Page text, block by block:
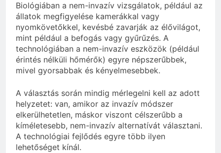
Biológiában a nem-invazív vizsgálatok, például az
állatok megfigyelése kamerákkal vagy
nyomkövetőkkel, kevésbé zavarják az élővilágot,
mint például a befogás vagy gyűrűzés. A
technológiában a nem-invazív eszközök (például
érintés nélküli hőmérők) egyre népszerűbbek,
mivel gyorsabbak és kényelmesebbek.
A választás során mindig mérlegelni kell az adott
helyzetet: van, amikor az invazív módszer
elkerülhetetlen, máskor viszont célszerűbb a
kíméletesebb, nem-invazív alternatívát választani.
A technológiai fejlődés egyre több ilyen
lehetőséget kínál.